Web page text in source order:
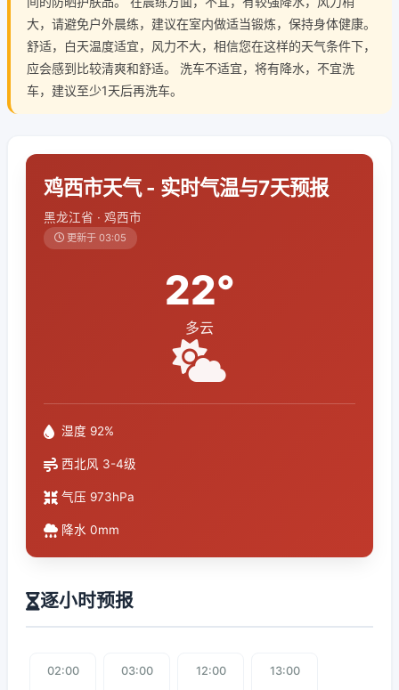
大，请避免户外晨练，建议在室内做适当锻炼，保持身体健康。
舒适，白天温度适宜，风力不大，相信您在这样的天气条件下，
应会感到比较清爽和舒适。 洗车不适宜，将有降水，不宜洗
车，建议至少1天后再洗车。
鸡西市天气 - 实时气温与7天预报
黑龙江省 · 鸡西市
更新于 03:05
22°
多云
湿度 92%
西北风 3-4级
气压 973hPa
降水 0mm
逐小时预报
02:00 03:00 12:00 13:00